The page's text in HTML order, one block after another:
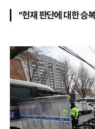
"헌재 판단에 대한 승